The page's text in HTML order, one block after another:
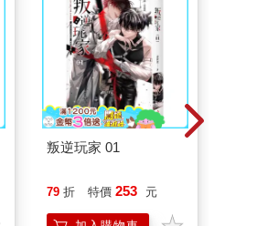
叛逆玩家 01
79 折 特價 253 元